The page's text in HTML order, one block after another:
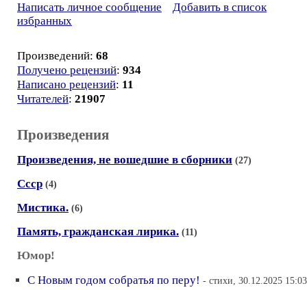
Написать личное сообщение
Добавить в список
избранных
Произведений: 68
Получено рецензий: 934
Написано рецензий: 11
Читателей: 21907
Произведения
Произведения, не вошедшие в сборники (27)
Ссср (4)
Мистика. (6)
Память, гражданская лирика. (11)
Юмор!
С Новым годом собратья по перу! - стихи, 30.12.2025 15:03